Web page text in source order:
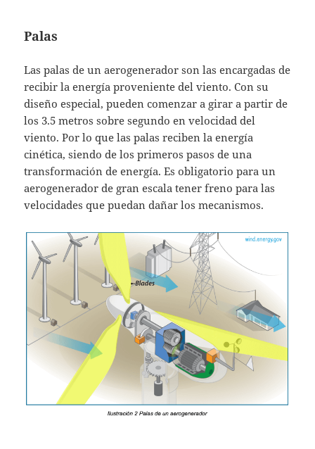
Palas
Las palas de un aerogenerador son las encargadas de
recibir la energía proveniente del viento. Con su
diseño especial, pueden comenzar a girar a partir de
los 3.5 metros sobre segundo en velocidad del
viento. Por lo que las palas reciben la energía
cinética, siendo de los primeros pasos de una
transformación de energía. Es obligatorio para un
aerogenerador de gran escala tener freno para las
velocidades que puedan dañar los mecanismos.